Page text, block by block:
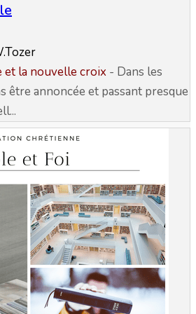
et la nouvelle croix - Dans les
être annoncée et passant presque